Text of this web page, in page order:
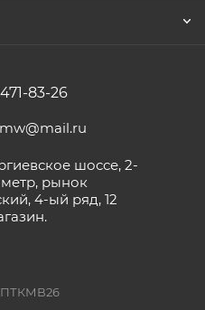
83-26
шоссе, 2-
рынок
4-ый ряд, 12